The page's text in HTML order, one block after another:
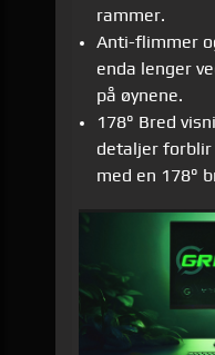
rammer.
Anti-flimmer
enda lenger
på øynene.
178° Bred
detaljer forblir
med en 178°